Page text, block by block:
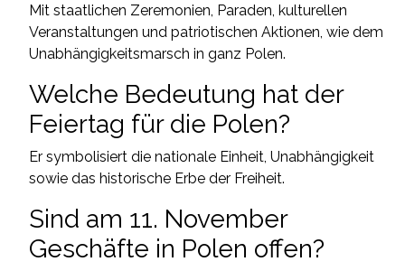
Mit staatlichen Zeremonien, Paraden, kulturellen
Veranstaltungen und patriotischen Aktionen, wie dem
Unabhängigkeitsmarsch in ganz Polen.
Welche Bedeutung hat der
Feiertag für die Polen?
Er symbolisiert die nationale Einheit, Unabhängigkeit
sowie das historische Erbe der Freiheit.
Sind am 11. November
Geschäfte in Polen offen?